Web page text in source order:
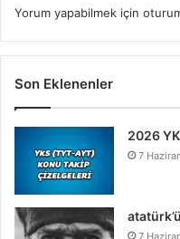
Yorum yapabilmek için
Son Eklenenler
2026
7
7